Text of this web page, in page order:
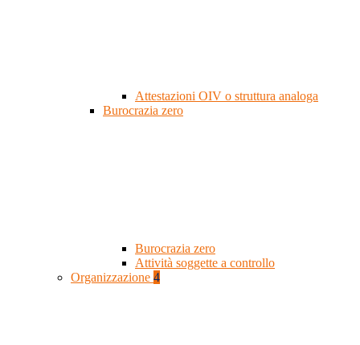
Attestazioni OIV o struttura analoga
Burocrazia zero
Burocrazia zero
Attività soggette a controllo
Organizzazione 4